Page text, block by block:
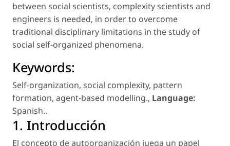
between social scientists, complexity scientists and
engineers is needed, in order to overcome
traditional disciplinary limitations in the study of
social self-organized phenomena.
Keywords:
Self-organization, social complexity, pattern
formation, agent-based modelling., Language:
Spanish..
1. Introducción
El concepto de autoorganización juega un papel